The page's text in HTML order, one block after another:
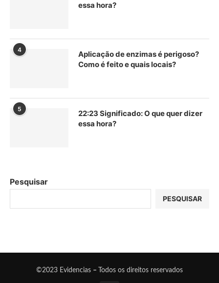
essa hora?
4
Aplicação de enzimas é perigoso?
Como é feito e quais locais?
5
22:23 Significado: O que quer dizer
essa hora?
Pesquisar
PESQUISAR
©2023 Evidencias – Todos os direitos reservados